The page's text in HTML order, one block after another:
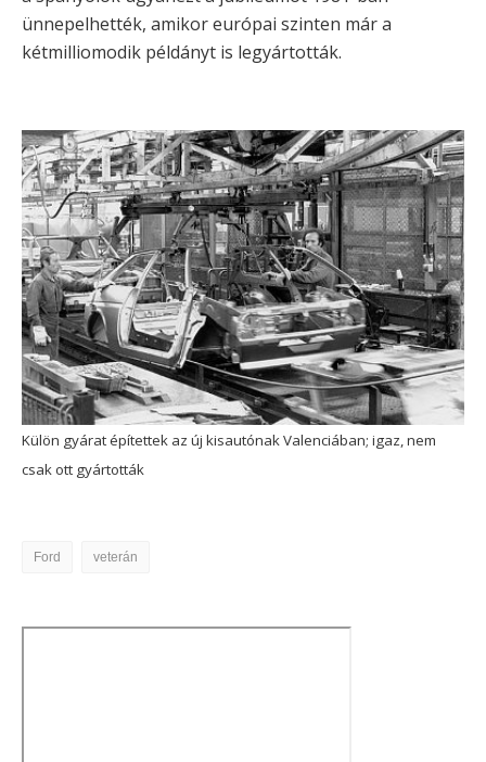
ünnepelhették, amikor európai szinten már a
kétmilliomodik példányt is legyártották.
Külön gyárat építettek az új kisautónak Valenciában; igaz, nem
csak ott gyártották
Ford veterán